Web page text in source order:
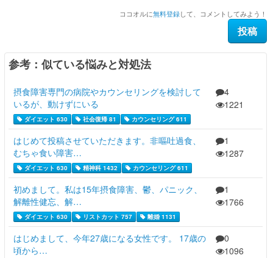
ココオルに無料登録して、コメントしてみよう！
参考：似ている悩みと対処法
摂食障害専門の病院やカウンセリングを検討して
いるが、動けずにいる
ダイエット 630 社会復帰 81 カウンセリング 611
4
1221
はじめて投稿させていただきます。非嘔吐過食、
むちゃ食い障害…
ダイエット 630 精神科 1432 カウンセリング 611
1
1287
初めまして。私は15年摂食障害、鬱、パニック、
解離性健忘、解…
ダイエット 630 リストカット 757 離婚 1131
1
1766
はじめまして、今年27歳になる女性です。 17歳の
頃から…
0
1096